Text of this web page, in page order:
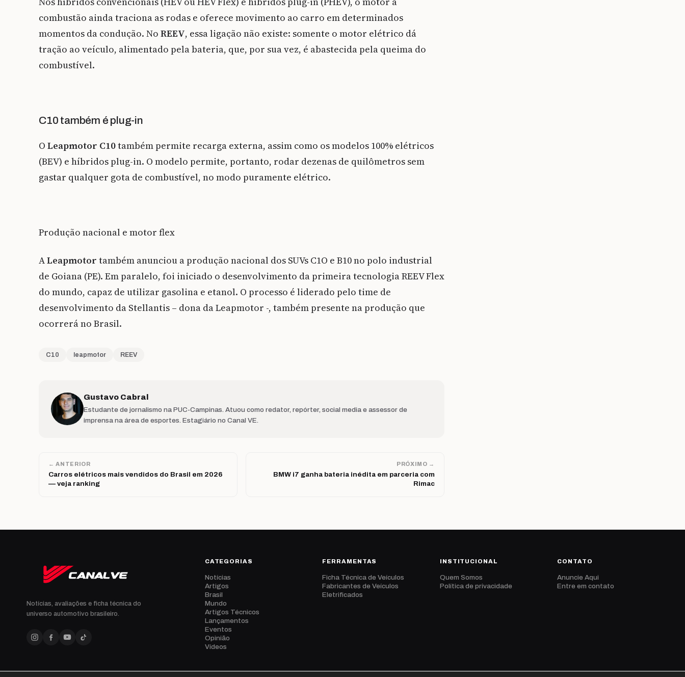
combustão ainda traciona as rodas e oferece movimento ao carro em determinados
momentos da condução. No REEV, essa ligação não existe: somente o motor elétrico dá
tração ao veículo, alimentado pela bateria, que, por sua vez, é abastecida pela queima do
combustível.
C10 também é plug-in
O Leapmotor C10também permite recarga externa, assim como os modelos 100% elétricos
(BEV) e híbridos plug-in. O modelo permite, portanto, rodar dezenas de quilômetros sem
gastar qualquer gota de combustível, no modo puramente elétrico.
Produção nacional e motor flex
ALeapmotor também anunciou a produção nacional dos SUVs C1O e B10 no polo industrial
de Goiana (PE). Em paralelo, foi iniciado o desenvolvimento da primeira tecnologia REEV Flex
do mundo, capaz de utilizar gasolina e etanol. O processo é liderado pelo time de
desenvolvimento da Stellantis – dona da Leapmotor -, também presente na produção que
ocorrerá no Brasil.
C10 leapmotor REEV
Gustavo Cabral
Estudante de jornalismo na PUC-Campinas. Atuou como redator, repórter, social media e assessor de
imprensa na área de esportes. Estagiário no Canal VE.
← ANTERIOR
Carros elétricos mais vendidos do Brasil em 2026
— veja ranking
PRÓXIMO →
BMW i7 ganha bateria inédita em parceria com
Rimac
Notícias, avaliações e ficha técnica do
universo automotivo brasileiro.
CATEGORIAS
Notícias
Artigos
Brasil
Mundo
Artigos Técnicos
Lançamentos
Eventos
Opinião
Vídeos
FERRAMENTAS
Ficha Técnica de Veículos
Fabricantes de Veículos
Eletrificados
INSTITUCIONAL
Quem Somos
Política de privacidade
CONTATO
Anuncie Aqui
Entre em contato